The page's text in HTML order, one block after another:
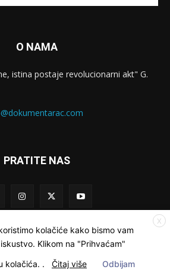
O NAMA
istina postaje revolucionarni akt" G.
PRATITE NAS
X
kolačiće kako bismo vam
Klikom na "Prihvaćam"
kolačića. . Čitaj više Odbijam